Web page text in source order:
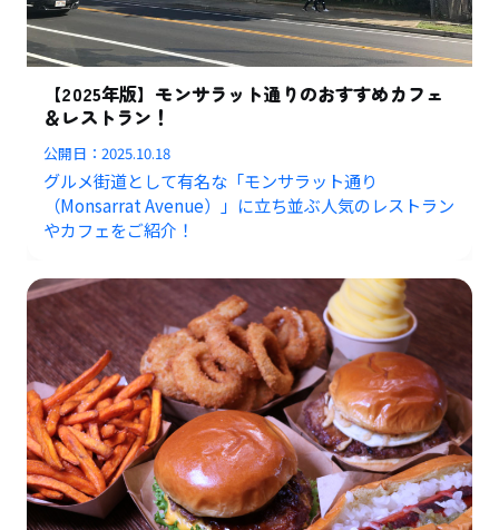
【2025年版】モンサラット通りのおすすめカフェ
＆レストラン！
公開日：2025.10.18
グルメ街道として有名な「モンサラット通り
（Monsarrat Avenue）」に立ち並ぶ人気のレストラン
やカフェをご紹介！